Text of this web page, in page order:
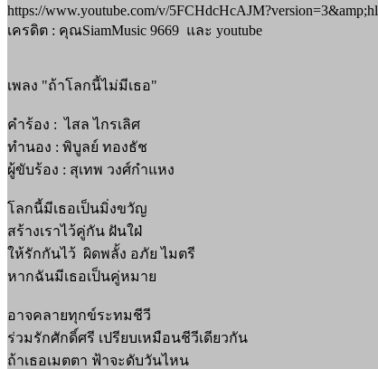
https://www.youtube.com/v/5FCHdcHcAJM?version=3&amp;hl
เครดิต : คุณSiamMusic 9669 และ youtube
เพลง "ถ้าโลกนี้ไม่มีเธอ"
คำร้อง : ไสล ไกรเลิศ
ทำนอง : พิบูลย์ ทองธัช
ผู้ขับร้อง : สุเทพ วงศ์กำแหง
โลกนี้มีเธอเป็นมิ่งขวัญ
สร้างเราไว้คู่กัน ฝันใฝ่
ให้รักกันไว้ ผิดพลั้ง อภัย ไมตรี
หากฉันมีเธอเป็นคู่หมาย
อาจคลายทุกข์ระทมชีวี
ร่วมรักศักดิ์ศรี เปรียบเหมือนชีวีเดียวกัน
ถ้าเธอเมตตา ฟ้าจะดับวันไหน